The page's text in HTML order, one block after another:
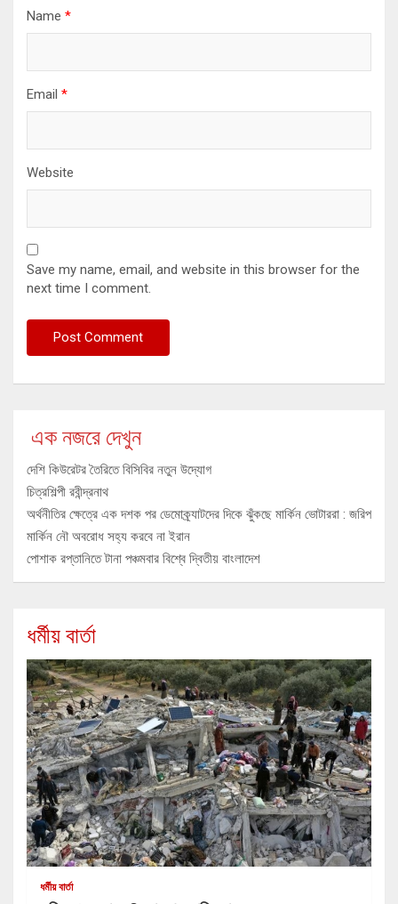
Name *
Email *
Website
Save my name, email, and website in this browser for the
next time I comment.
এক নজরে দেখুন
দেশি কিউরেটর তৈরিতে বিসিবির নতুন উদ্যোগ
চিত্রশিল্পী রবীন্দ্রনাথ
অর্থনীতির ক্ষেত্রে এক দশক পর ডেমোক্র্যাটদের দিকে ঝুঁকছে মার্কিন ভোটাররা : জরিপ
মার্কিন নৌ অবরোধ সহ্য করবে না ইরান
পোশাক রপ্তানিতে টানা পঞ্চমবার বিশ্বে দ্বিতীয় বাংলাদেশ
ধর্মীয় বার্তা
ধর্মীয় বার্তা